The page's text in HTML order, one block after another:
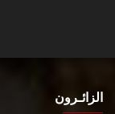
الزائـرون